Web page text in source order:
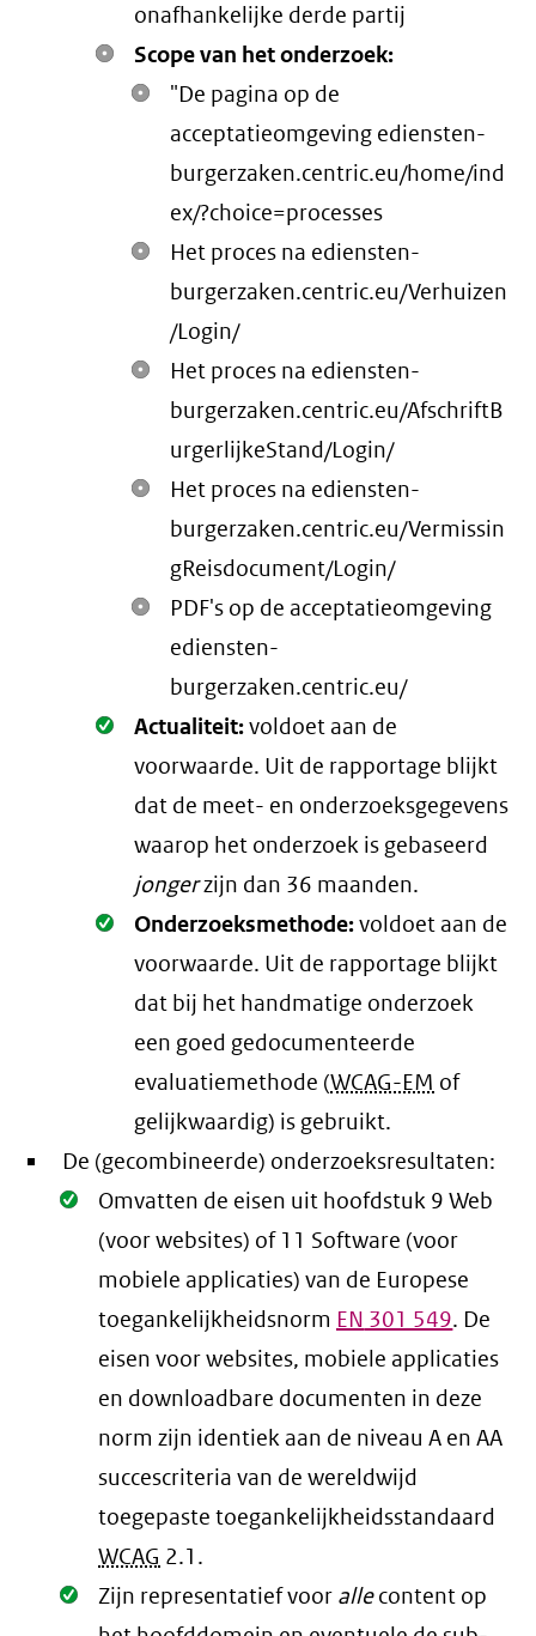
onafhankelijke derde partij
Scope van het onderzoek:
"De pagina op de
acceptatieomgeving ediensten-
burgerzaken.centric.eu/home/ind
ex/?choice=processes
Het proces na ediensten-
burgerzaken.centric.eu/Verhuizen
/Login/
Het proces na ediensten-
burgerzaken.centric.eu/AfschriftB
urgerlijkeStand/Login/
Het proces na ediensten-
burgerzaken.centric.eu/Vermissin
gReisdocument/Login/
PDF's op de acceptatieomgeving
ediensten-
burgerzaken.centric.eu/
Oké.
Actualiteit:voldoet aan de
voorwaarde. Uit de rapportage blijkt
dat de meet- en onderzoeksgegevens
waarop het onderzoek is gebaseerd
jongerzijn dan 36 maanden.
Oké.
Onderzoeksmethode:voldoet aan de
voorwaarde. Uit de rapportage blijkt
dat bij het handmatige onderzoek
een goed gedocumenteerde
evaluatiemethode (WCAG-EM of
gelijkwaardig) is gebruikt.
De (gecombineerde) onderzoeksresultaten:
Oké.
Omvatten de eisen uit hoofdstuk 9 Web
(voor websites) of 11 Software (voor
mobiele applicaties) van de Europese
toegankelijkheidsnorm EN 301 549. De
eisen voor websites, mobiele applicaties
en downloadbare documenten in deze
norm zijn identiek aan de niveau A en AA
succescriteria van de wereldwijd
toegepaste toegankelijkheidsstandaard
WCAG 2.1 .
Oké.
Zijn representatief voor allecontent op